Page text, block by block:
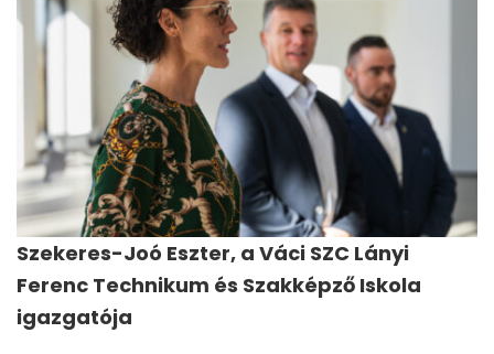
Szekeres-Joó Eszter, a Váci SZC Lányi
Ferenc Technikum és Szakképző Iskola
igazgatója